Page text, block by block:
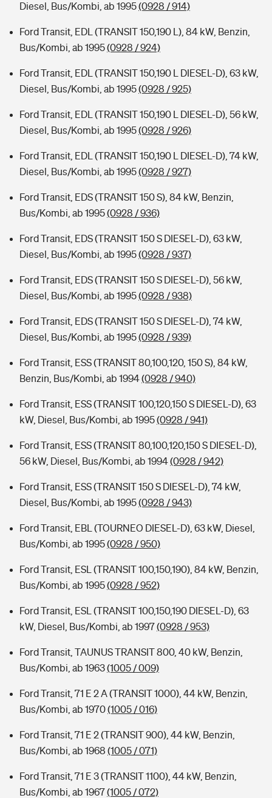
Diesel, Bus/Kombi, ab 1995(0928 / 914)
Ford Transit, EDL (TRANSIT 150,190 L), 84 kW, Benzin,
Bus/Kombi, ab 1995(0928 / 924)
Ford Transit, EDL (TRANSIT 150,190 L DIESEL-D), 63 kW,
Diesel, Bus/Kombi, ab 1995(0928 / 925)
Ford Transit, EDL (TRANSIT 150,190 L DIESEL-D), 56 kW,
Diesel, Bus/Kombi, ab 1995(0928 / 926)
Ford Transit, EDL (TRANSIT 150,190 L DIESEL-D), 74 kW,
Diesel, Bus/Kombi, ab 1995(0928 / 927)
Ford Transit, EDS (TRANSIT 150 S), 84 kW, Benzin,
Bus/Kombi, ab 1995(0928 / 936)
Ford Transit, EDS (TRANSIT 150 S DIESEL-D), 63 kW,
Diesel, Bus/Kombi, ab 1995(0928 / 937)
Ford Transit, EDS (TRANSIT 150 S DIESEL-D), 56 kW,
Diesel, Bus/Kombi, ab 1995(0928 / 938)
Ford Transit, EDS (TRANSIT 150 S DIESEL-D), 74 kW,
Diesel, Bus/Kombi, ab 1995(0928 / 939)
Ford Transit, ESS (TRANSIT 80,100,120, 150 S), 84 kW,
Benzin, Bus/Kombi, ab 1994(0928 / 940)
Ford Transit, ESS (TRANSIT 100,120,150 S DIESEL-D), 63
kW, Diesel, Bus/Kombi, ab 1995(0928 / 941)
Ford Transit, ESS (TRANSIT 80,100,120,150 S DIESEL-D),
56 kW, Diesel, Bus/Kombi, ab 1994(0928 / 942)
Ford Transit, ESS (TRANSIT 150 S DIESEL-D), 74 kW,
Diesel, Bus/Kombi, ab 1995(0928 / 943)
Ford Transit, EBL (TOURNEO DIESEL-D), 63 kW, Diesel,
Bus/Kombi, ab 1995(0928 / 950)
Ford Transit, ESL (TRANSIT 100,150,190), 84 kW, Benzin,
Bus/Kombi, ab 1995(0928 / 952)
Ford Transit, ESL (TRANSIT 100,150,190 DIESEL-D), 63
kW, Diesel, Bus/Kombi, ab 1997(0928 / 953)
Ford Transit, TAUNUS TRANSIT 800, 40 kW, Benzin,
Bus/Kombi, ab 1963(1005 / 009)
Ford Transit, 71 E 2 A (TRANSIT 1000), 44 kW, Benzin,
Bus/Kombi, ab 1970(1005 / 016)
Ford Transit, 71 E 2 (TRANSIT 900), 44 kW, Benzin,
Bus/Kombi, ab 1968 (1005 / 071)
Ford Transit, 71 E 3 (TRANSIT 1100), 44 kW, Benzin,
Bus/Kombi, ab 1967(1005 / 072)